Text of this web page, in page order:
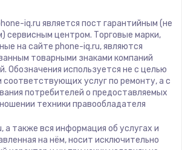
2745 руб.
Заказать
северного моста
2600 руб.
Заказать
Elephone
BlackView
Google
Vertu
Tp-Link
Nubia
iq.ru является пост гарантийным (не
сервисным центром. Торговые марки,
на сайте phone-iq.ru, являются
товарными знаками компаний
Обозначения используется не с целью
услуг по ремонту, а с
потребителей о предоставляемых
техники правообладателя
а также вся информация об услугах и
на нём, носит исключительно